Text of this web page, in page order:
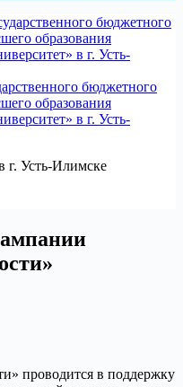
бюджетного
образования
в г. Усть-
Усть-Илимске
проводится в поддержку